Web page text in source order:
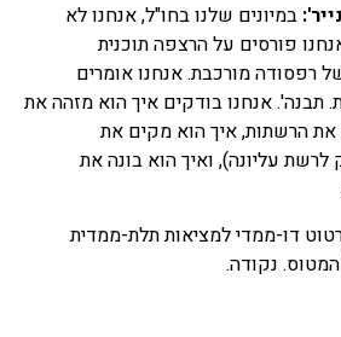
במיונים שלנו בחו"ל, אנחנו לא
פורסים על הרצפה תוכנית
רפסודה מורכבת. אנחנו אומרים
'יש לך 4 שעות. תבנה'. אנחנו בודקים איך הוא מזהה את
את הרשתות, איך הוא מקים את
עליונה), ואיך הוא בונה את
דו-ממדי למציאות תלת-ממדית
נקודה.